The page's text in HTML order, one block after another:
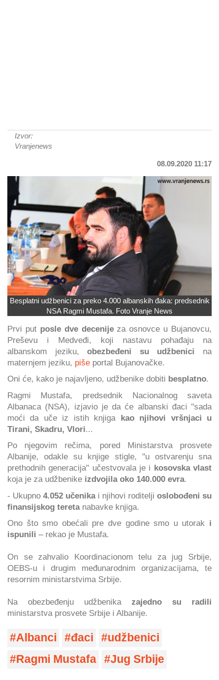
Izvor:
Vranjenews
08.09.2020 11:17
Besplatni udžbenici za preko 4.000 albanskih đaka: predsednik
NSA Ragmi Mustafa. Foto Vranje News
Prvi put posle dve decenijeza osnovce u Bujanovcu,
Preševu i Medveđi, koji nastavu pohađaju na
albanskom jeziku,obezbeđeni su udžbenici na
maternjem jeziku, piše portal Bujanovačke.
Oni će, kako je najavljeno, udžbenike dobiti besplatno.
Ragmi Mustafa, predsednik Nacionalnog saveta
Albanaca (NSA), izjavio je da će albanski đaci "sada
moći da uče iz istih knjiga kao njihovi vršnjaci u
Tirani, Skadru, Vlori...
Po njegovim rečima, pored Ministarstva prosvete
Albanije, odakle su knjige stigle, "u ostvarenju sna
prethodnih generacija" učestvovala je i
kosovska vlast
koja je za udžbenike izdvojila oko 140.000 evra.
- Ukupno 4.052 učenikai njihovi roditelji oslobođeni su
finansijskog teretanabavke knjiga.
Ono što smo obećali pre dve godine smo u utorak i
ispunili – rekao je Mustafa.
On se zahvalio Koordinacionom telu za jug Srbije,
OEBS-u i drugim međunarodnim organizacijama, te
resornim ministarstvima Srbije.
Na obezbeđenju udžbenika zajedno su radili
ministarstva prosvete Srbije i Albanije.
Albanci đaci
udžbenici
Ragmi Mustafa
Jug Srbije